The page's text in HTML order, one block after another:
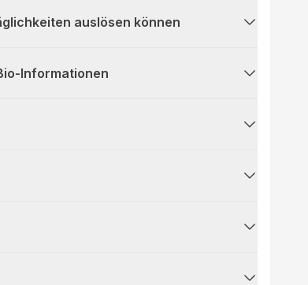
auslösen können
Informationen